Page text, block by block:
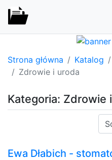
Strona główna Katalog
Zdrowie i uroda
Kategoria: Zdrowie
Ewa Dłabich -